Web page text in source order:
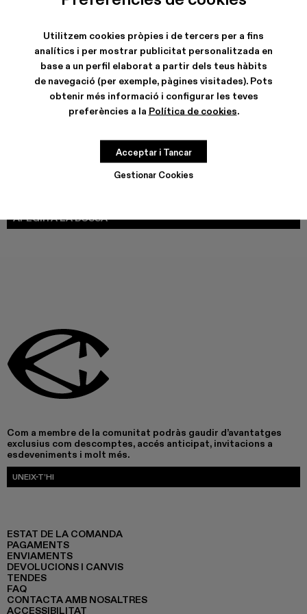
Utilitzem cookies pròpies i de tercers per a fins
analítics i per mostrar publicitat personalitzada en
base a un perfil elaborat a partir dels teus hàbits
de navegació (per exemple, pàgines visitades). Pots
obtenir més informació i configurar les teves
preferències a la Política de cookies.
Gestionar Cookies
Acceptar i Tancar
DISTORTED PRINT DENIM JACKET - AU00005-011
DISTORTED PRINT DENIM JACKET - AU00005-010
Denim Jacket - AU00005-009
Denim Jacket - AU00005-008
Denim Jacket - AU00005-007
Denim Jacket - AU00005-
Denim Jacket -
Denim Jacket -
AFEGIR A LA BOSSA
Com a membre de la comunitat podràs gaudir d’avantatges
exclusius com descomptes, accés anticipat, invitacions a
esdeveniments i molt més.
UNEIX-T’HI
ESTAT DE LA COMANDA
PAGAMENTS
ENVIAMENTS
DEVOLUCIONS I CANVIS
TENDES
FAQ
CONTACTA AMB NOSALTRES
ACCESSIBILITAT